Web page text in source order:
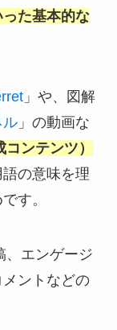
た基本的な
」や、図解
ル」の動画な
ンテンツ）
の意味を理
す。
、エンゲージ
ントなどの